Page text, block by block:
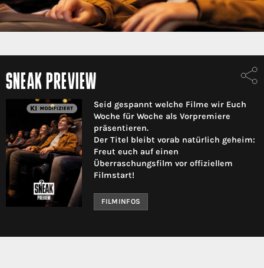
SNEAK PREVIEW
Seid gespannt welche Filme wir Euch
Woche für Woche als Vorpremiere
präsentieren.
Der Titel bleibt vorab natürlich geheim:
Freut euch auf einen
Überraschungsfilm vor offiziellem
Filmstart!
FILMINFOS